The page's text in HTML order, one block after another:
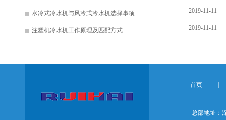
2019-11-11
水冷式冷水机与风冷式冷水机选择事项
2019-11-11
注塑机冷水机工作原理及匹配方式
首页
总部地址：